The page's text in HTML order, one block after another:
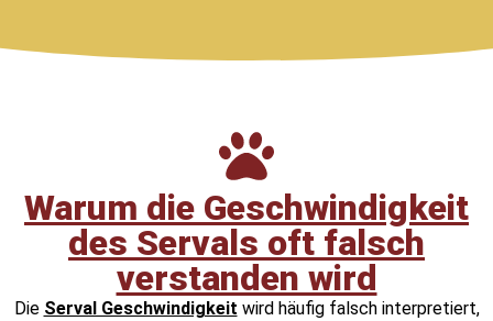
Warum die Geschwindigkeit
des Servals oft falsch
verstanden wird
Die Serval Geschwindigkeit wird häufig falsch interpretiert,